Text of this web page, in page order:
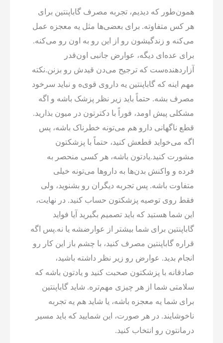
همون‌طور که دیدیم، تجربه مصرف گاباپنتین برای
هر کس متفاوته. برای بعضی‌ها مثل یه معجزه عمل
می‌کنه و زندگیشون رو از این رو به اون رو می‌کنه.
برای عده‌ای دیگه، عوارض جانبی اون‌قدر
آزاردهنده‌ست که ترجیح می‌دن قیدش رو بزنن.نکته
مهم اینه که گاباپنتین یه داروی قوی‌ه و نباید سرخود
مصرف بشه. حتماً باید زیر نظر پزشک باشه و اگه
مشکلی پیش اومد، فوراً با دکترتون در میون بذارید.
قطع ناگهانی دارو هم می‌تونه خطرناک باشه، پس
اگه می‌خواید قطعش کنید، حتماً با پزشکتون
مشورت کنید.یادتون باشه، هر کسی منحصر به
فرده و واکنش بدن‌ها به داروها می‌تونه خیلی
متفاوت باشه. پس تجربه دیگران رو بشنوید، ولی
فقط روی توصیه پزشکتون حساب کنید. در نهایت،
این شما هستید که باید تصمیم بگیرید آیا فواید
گاباپنتین برای شما بیشتر از عوارضشه یا نه.پس اگه
قراره گاباپنتین مصرف کنید، با چشم باز این کار رو
انجام بدید. عوارض رو زیر نظر داشته باشید،
صادقانه با پزشکتون صحبت کنید و یادتون باشه که
سلامتی شما از هر چیزی مهم‌تره. شاید گاباپنتین
برای شما یه معجزه باشه، یا شاید هم یه تجربه
ناخوشایند. در هر صورت، این شمایید که باید مسیر
درمانتون رو انتخاب کنید.